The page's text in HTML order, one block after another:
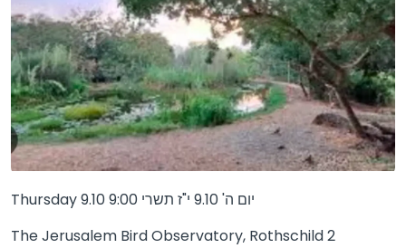
Thursday 9.10 9:00 יום ה' 9.10 י"ז תשרי
The Jerusalem Bird Observatory, Rothschild 2